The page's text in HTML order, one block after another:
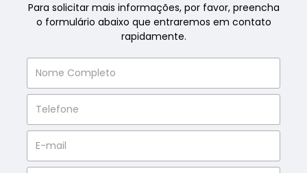
Para solicitar mais informações, por favor, preencha
o formulário abaixo que entraremos em contato
rapidamente.